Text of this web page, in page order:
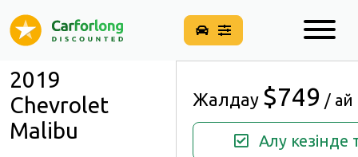
2019
Chevrolet
Malibu
Жалдау $749 / ай
Алу кезінде